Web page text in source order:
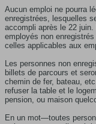
Aucun emploi ne pourra
enregistrées, lesquelles
accompli après le 22
employés non
celles applicables aux
Les personnes non
billets de parcours et
chemin de fer, bateau,
refuser la table et le
pension, ou maison
En un mot—toutes